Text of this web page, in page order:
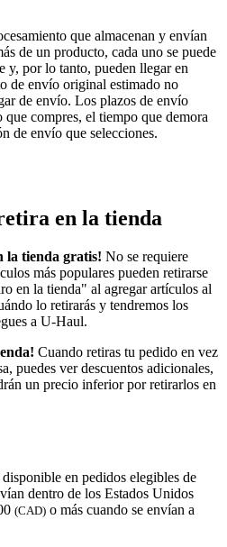
que almacenan y envían
de un producto, cada uno se puede
y, por lo tanto, pueden llegar en
de envío original estimado no
de envío. Los plazos de envío
compres, el tiempo que demora
de envío que selecciones.
en la tienda
la tienda gratis! No se requiere
más populares pueden retirarse
en la tienda" al agregar artículos al
lo retirarás y tendremos los
a U-Haul.
Cuando retiras tu pedido en vez
puedes ver descuentos adicionales,
un precio inferior por retirarlos en
disponible en pedidos elegibles de
dentro de los Estados Unidos
(CAD) o más cuando se envían a